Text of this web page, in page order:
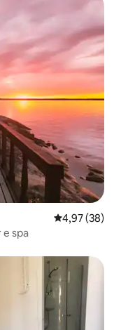
4,97 de uma
4,97 (38)
e spa